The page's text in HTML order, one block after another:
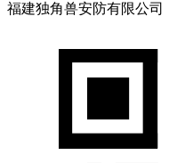
福建独角兽安防有限公司